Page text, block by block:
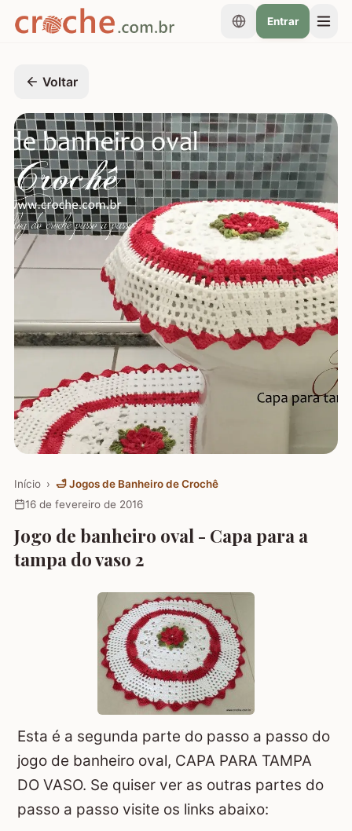
Entrar
Voltar
Início › 🛁 Jogos de Banheiro de Crochê
16 de fevereiro de 2016
Jogo de banheiro oval - Capa para a
tampa do vaso 2
Esta é a segunda parte do passo a passo do
jogo de banheiro oval, CAPA PARA TAMPA
DO VASO. Se quiser ver as outras partes do
passo a passo visite os links abaixo: